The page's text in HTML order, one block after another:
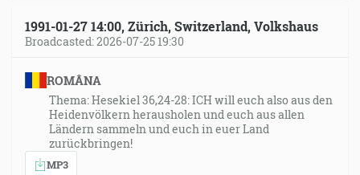
1991-01-27 14:00, Zürich, Switzerland, Volkshaus
Broadcasted: 2026-07-25 19:30
ROMÂNA
Thema: Hesekiel 36,24-28: ICH will euch also aus den
Heidenvölkern herausholen und euch aus allen
Ländern sammeln und euch in euer Land
zurückbringen!
MP3